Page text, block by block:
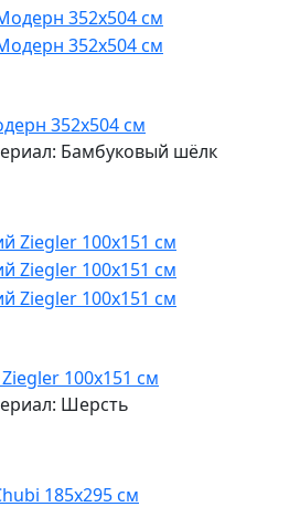
352x504 см
Бамбуковый шёлк
100x151 см
Шерсть